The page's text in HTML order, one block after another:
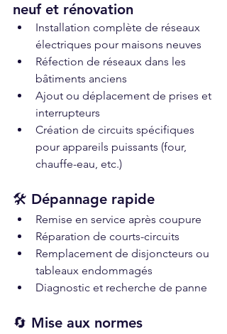
neuf et rénovation
Installation complète de réseaux
électriques pour maisons neuves
Réfection de réseaux dans les
bâtiments anciens
Ajout ou déplacement de prises et
interrupteurs
Création de circuits spécifiques
pour appareils puissants (four,
chauffe-eau, etc.)
🛠️ Dépannage rapide
Remise en service après coupure
Réparation de courts-circuits
Remplacement de disjoncteurs ou
tableaux endommagés
Diagnostic et recherche de panne
🔄 Mise aux normes